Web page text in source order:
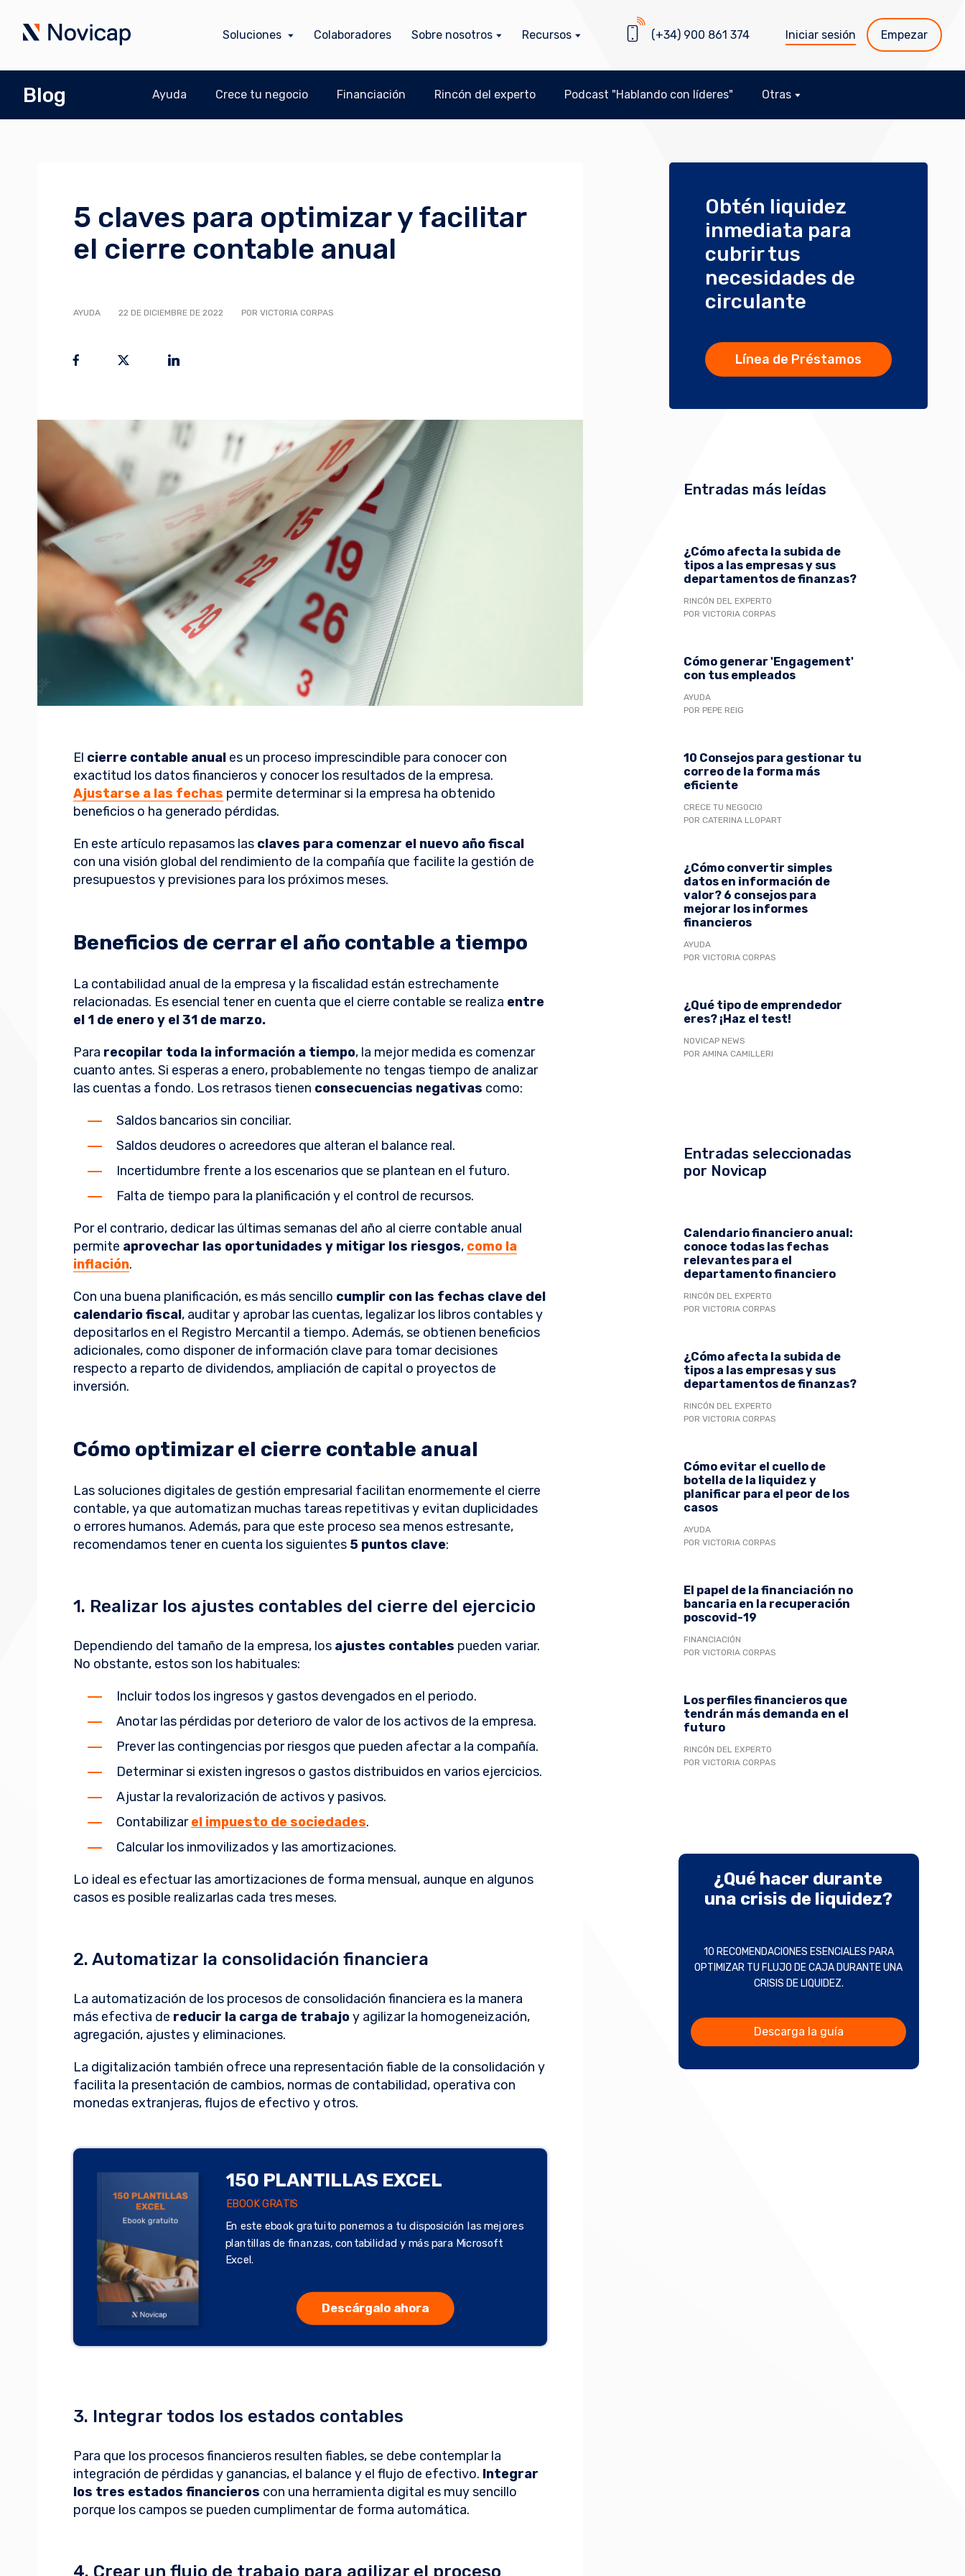
Soluciones Colaboradores Sobre nosotros Recursos (+34) 900 861 374 Iniciar sesión Empezar
Blog Ayuda Crece tu negocio Financiación Rincón del experto Podcast "Hablando con líderes" Otras
5 claves para optimizar y facilitar
el cierre contable anual
AYUDA 22 DE DICIEMBRE DE 2022 POR VICTORIA CORPAS
El cierre contable anual es un proceso imprescindible para conocer con
exactitud los datos financieros y conocer los resultados de la empresa.
Ajustarse a las fechas permite determinar si la empresa ha obtenido
beneficios o ha generado pérdidas.
En este artículo repasamos las claves para comenzar el nuevo año fiscal
con una visión global del rendimiento de la compañía que facilite la gestión de
presupuestos y previsiones para los próximos meses.
Beneficios de cerrar el año contable a tiempo
La contabilidad anual de la empresa y la fiscalidad están estrechamente
relacionadas. Es esencial tener en cuenta que el cierre contable se realiza entre
el 1 de enero y el 31 de marzo.
Para recopilar toda la información a tiempo, la mejor medida es comenzar
cuanto antes. Si esperas a enero, probablemente no tengas tiempo de analizar
las cuentas a fondo. Los retrasos tienen consecuencias negativas como:
Saldos bancarios sin conciliar.
Saldos deudores o acreedores que alteran el balance real.
Incertidumbre frente a los escenarios que se plantean en el futuro.
Falta de tiempo para la planificación y el control de recursos.
Por el contrario, dedicar las últimas semanas del año al cierre contable anual
permite aprovechar las oportunidades y mitigar los riesgos, como la
inflación.
Con una buena planificación, es más sencillo cumplir con las fechas clave del
calendario fiscal, auditar y aprobar las cuentas, legalizar los libros contables y
depositarlos en el Registro Mercantil a tiempo. Además, se obtienen beneficios
adicionales, como disponer de información clave para tomar decisiones
respecto a reparto de dividendos, ampliación de capital o proyectos de
inversión.
Cómo optimizar el cierre contable anual
Las soluciones digitales de gestión empresarial facilitan enormemente el cierre
contable, ya que automatizan muchas tareas repetitivas y evitan duplicidades
o errores humanos. Además, para que este proceso sea menos estresante,
recomendamos tener en cuenta los siguientes 5 puntos clave:
1. Realizar los ajustes contables del cierre del ejercicio
Dependiendo del tamaño de la empresa, los ajustes contables pueden variar.
No obstante, estos son los habituales:
Incluir todos los ingresos y gastos devengados en el periodo.
Anotar las pérdidas por deterioro de valor de los activos de la empresa.
Prever las contingencias por riesgos que pueden afectar a la compañía.
Determinar si existen ingresos o gastos distribuidos en varios ejercicios.
Ajustar la revalorización de activos y pasivos.
Contabilizarel impuesto de sociedades.
Calcular los inmovilizados y las amortizaciones.
Lo ideal es efectuar las amortizaciones de forma mensual, aunque en algunos
casos es posible realizarlas cada tres meses.
2. Automatizar la consolidación financiera
La automatización de los procesos de consolidación financiera es la manera
más efectiva de reducir la carga de trabajoy agilizar la homogeneización,
agregación, ajustes y eliminaciones.
La digitalización también ofrece una representación fiable de la consolidación y
facilita la presentación de cambios, normas de contabilidad, operativa con
monedas extranjeras, flujos de efectivo y otros.
En este ebook gratuito ponemos a tu disposición las mejores
plantillas de finanzas, contabilidad y más para Microsoft
Excel.
150 PLANTILLAS EXCEL
EBOOK GRATIS
Descárgalo ahora
3. Integrar todos los estados contables
Para que los procesos financieros resulten fiables, se debe contemplar la
integración de pérdidas y ganancias, el balance y el flujo de efectivo. Integrar
los tres estados financieros con una herramienta digital es muy sencillo
porque los campos se pueden cumplimentar de forma automática.
4. Crear un flujo de trabajo para agilizar el proceso
Obtén liquidez
inmediata para
cubrir tus
necesidades de
circulante
Línea de Préstamos
Entradas más leídas
¿Cómo afecta la subida de
tipos a las empresas y sus
departamentos de finanzas?
RINCÓN DEL EXPERTO
POR VICTORIA CORPAS
Cómo generar 'Engagement'
con tus empleados
AYUDA
POR PEPE REIG
10 Consejos para gestionar tu
correo de la forma más
eficiente
CRECE TU NEGOCIO
POR CATERINA LLOPART
¿Cómo convertir simples
datos en información de
valor? 6 consejos para
mejorar los informes
financieros
AYUDA
POR VICTORIA CORPAS
¿Qué tipo de emprendedor
eres? ¡Haz el test!
NOVICAP NEWS
POR AMINA CAMILLERI
Entradas seleccionadas
por Novicap
Calendario financiero anual:
conoce todas las fechas
relevantes para el
departamento financiero
RINCÓN DEL EXPERTO
POR VICTORIA CORPAS
¿Cómo afecta la subida de
tipos a las empresas y sus
departamentos de finanzas?
RINCÓN DEL EXPERTO
POR VICTORIA CORPAS
Cómo evitar el cuello de
botella de la liquidez y
planificar para el peor de los
casos
AYUDA
POR VICTORIA CORPAS
El papel de la financiación no
bancaria en la recuperación
poscovid-19
FINANCIACIÓN
POR VICTORIA CORPAS
Los perfiles financieros que
tendrán más demanda en el
futuro
RINCÓN DEL EXPERTO
POR VICTORIA CORPAS
¿Qué hacer durante
una crisis de liquidez?
10 RECOMENDACIONES ESENCIALES PARA
OPTIMIZAR TU FLUJO DE CAJA DURANTE UNA
CRISIS DE LIQUIDEZ.
Descarga la guía